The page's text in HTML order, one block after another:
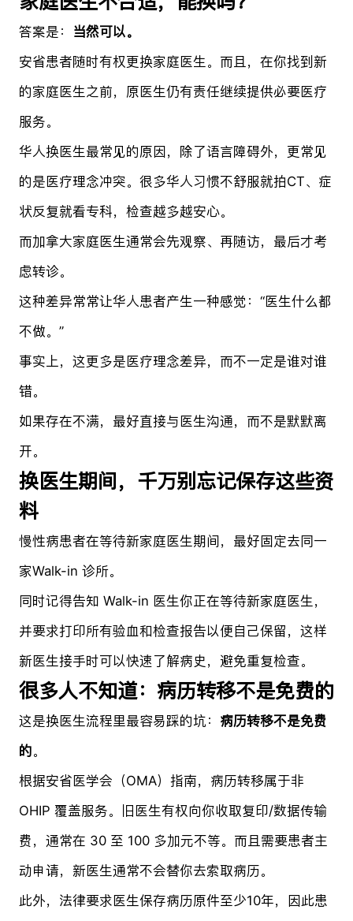
答案是：
当然可以。
安省患者随时有权更换家庭医生。而且，在你找到新
的家庭医生之前，原医生仍有责任继续提供必要医疗
服务。
华人换医生最常见的原因，除了语言障碍外，更常见
的是医疗理念冲突。很多华人习惯不舒服就拍CT、症
状反复就看专科，检查越多越安心。
而加拿大家庭医生通常会先观察、再随访，最后才考
虑转诊。
这种差异常常让华人患者产生一种感觉：“医生什么都
不做。”
事实上，这更多是医疗理念差异，而不一定是谁对谁
错。
如果存在不满，最好直接与医生沟通，而不是默默离
开。
换医生期间，千万别忘记保存这些资
料
慢性病患者在等待新家庭医生期间，最好固定去同一
家Walk-in 诊所。
同时记得告知 Walk-in 医生你正在等待新家庭医生，
并要求打印所有验血和检查报告以便自己保留，这样
新医生接手时可以快速了解病史，避免重复检查。
很多人不知道：病历转移不是免费的
这是换医生流程里最容易踩的坑： 病历转移不是免费
的。
根据安省医学会（OMA）指南，病历转移属于非
OHIP 覆盖服务。旧医生有权向你收取复印/数据传输
费，通常在 30 至 100 多加元不等。而且需要患者主
动申请，新医生通常不会替你去索取病历。
此外，法律要求医生保存病历原件至少10年，因此患